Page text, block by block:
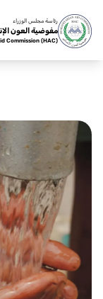
رئاسة مجلس الوزراء
مفوضية العون
Commission (HAC)